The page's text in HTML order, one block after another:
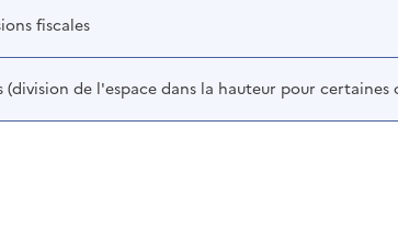
fiscales
(division de l'espace dans la hauteur pour